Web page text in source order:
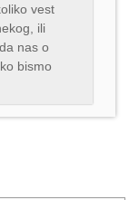
vest
ili
nas o
bismo